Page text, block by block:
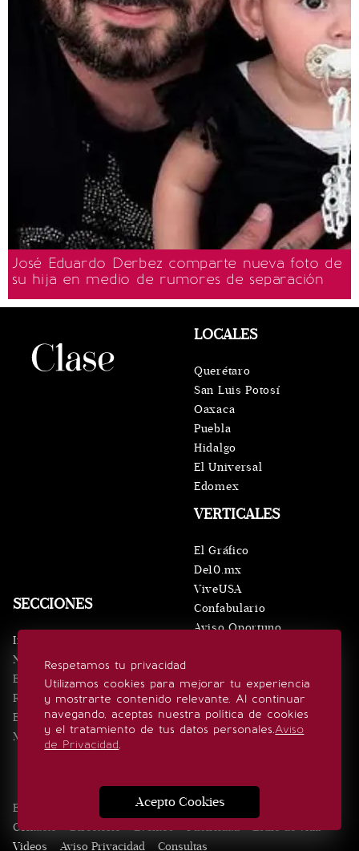
José Eduardo Derbez comparte nueva foto de
su hija en medio de rumores de separación
Respetamos tu privacidad
Utilizamos cookies para mejorar tu experiencia
y mostrarte contenido relevante. Al continuar
navegando, aceptas nuestra política de cookies
y el tratamiento de tus datos personales.Aviso
de Privacidad.
Acepto Cookies
SECCIONES
Inicio
Noticias
Eventos
Realeza
Estilo de vida
Minuto x Minuto
VERTICALES
El Gráfico
De10.mx
ViveUSA
Confabulario
Aviso Oportuno
LOCALES
Querétaro
San Luis Potosí
Oaxaca
Puebla
Hidalgo
El Universal
Edomex
SÍGUENOS
Edición Impresa Noticias Quiénes somos
Contacto
Directorio Eventos Publicidad
Estilo de vida
Videos
Aviso Privacidad Consultas